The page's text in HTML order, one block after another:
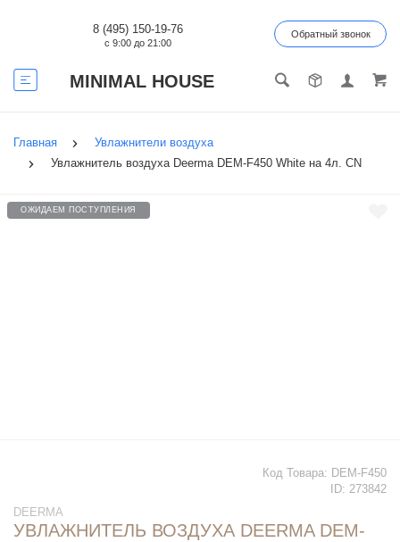
MINIMAL HOUSE
8 (495) 150-19-76
с 9:00 до 21:00
Обратный звонок
Главная
Увлажнители воздуха
Увлажнитель воздуха Deerma DEM-F450 White на 4л. CN
ОЖИДАЕМ ПОСТУПЛЕНИЯ
Код Товара: DEM-F450
ID: 273842
DEERMA
УВЛАЖНИТЕЛЬ ВОЗДУХА DEERMA DEM-